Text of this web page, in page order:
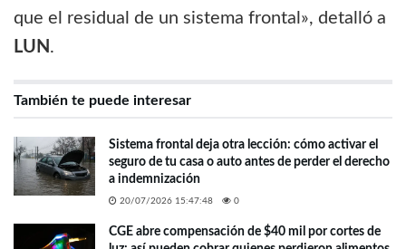
que el residual de un sistema frontal», detalló a
LUN .
También te puede interesar
Sistema frontal deja otra lección: cómo activar el
seguro de tu casa o auto antes de perder el derecho
a indemnización
20/07/2026 15:47:48 0
CGE abre compensación de $40 mil por cortes de